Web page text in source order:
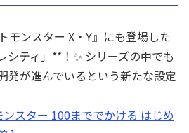
モンスター X・Y』にも登場した
シティ」**！✨ シリーズの中でも
発が進んでいるという新たな設定
スター 100まででかける はじめ